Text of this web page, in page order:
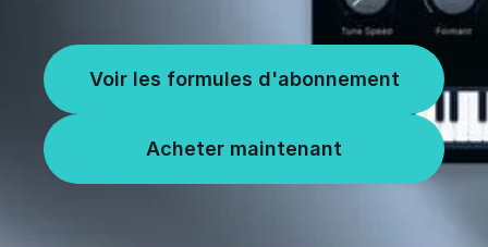
Voir les formules d'abonnement
Acheter maintenant